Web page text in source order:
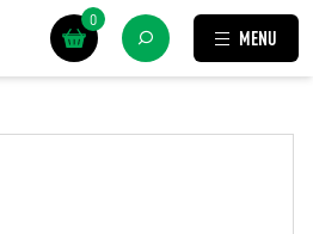
0
MENU